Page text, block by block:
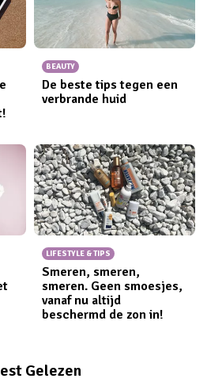
BEAUTY
De beste tips tegen een
verbrande huid
LIFESTYLE & TIPS
Smeren, smeren,
smeren. Geen smoesjes,
vanaf nu altijd
beschermd de zon in!
Gelezen